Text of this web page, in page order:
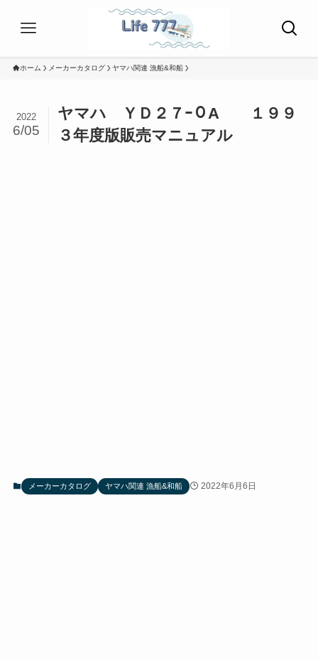
ホーム メーカーカタログ ヤマハ関連 漁船&和船
ヤマハ ＹＤ２７ｰ０A １９９
３年度版販売マニュアル
2022
6/05
メーカーカタログ ヤマハ関連 漁船&和船 2022年6月6日